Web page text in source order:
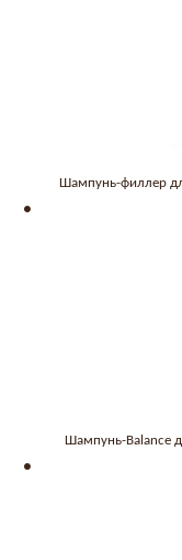
Шампунь-филлер
Шампунь-Balance